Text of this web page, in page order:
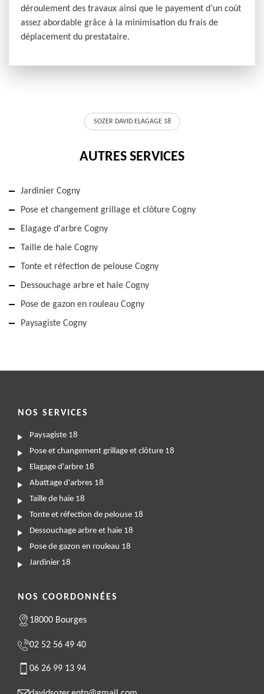
déroulement des travaux ainsi que le payement d’un coût
assez abordable grâce à la minimisation du frais de
déplacement du prestataire.
SOZER DAVID ELAGAGE 18
AUTRES SERVICES
Jardinier Cogny
Pose et changement grillage et clôture Cogny
Elagage d'arbre Cogny
Taille de haie Cogny
Tonte et réfection de pelouse Cogny
Dessouchage arbre et haie Cogny
Pose de gazon en rouleau Cogny
Paysagiste Cogny
NOS SERVICES
Paysagiste 18
Pose et changement grillage et clôture 18
Elagage d'arbre 18
Abattage d'arbres 18
Taille de haie 18
Tonte et réfection de pelouse 18
Dessouchage arbre et haie 18
Pose de gazon en rouleau 18
Jardinier 18
NOS COORDONNÉES
18000 Bourges
02 52 56 49 40
06 26 99 13 94